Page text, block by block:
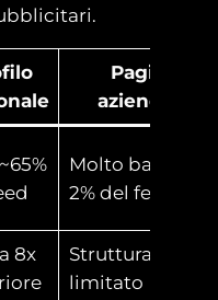
Pagina
aziendale
Molto bassa, 1-
2% del feed
8x
Strutturalmente
limitato